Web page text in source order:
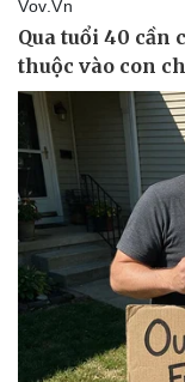
Tư vấn luật